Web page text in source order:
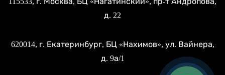
д. 22
620014, г. Екатеринбург, БЦ «Нахимов», ул. Вайнера,
д. 9а/1